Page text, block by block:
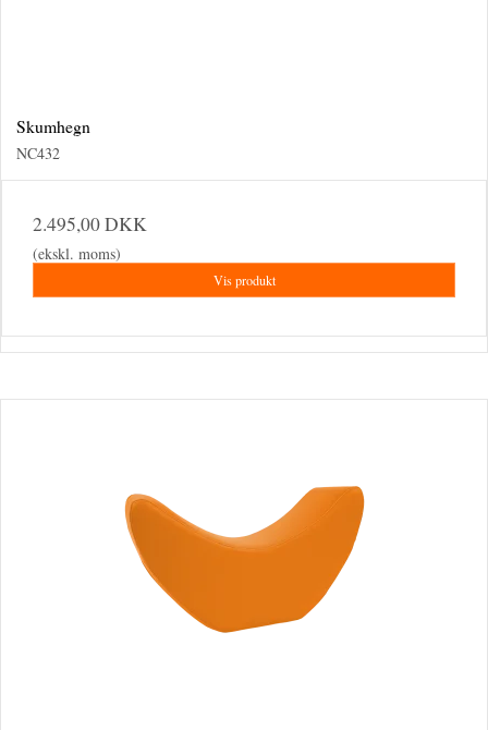
Skumhegn
NC432
2.495,00 DKK
(ekskl. moms)
Vis produkt